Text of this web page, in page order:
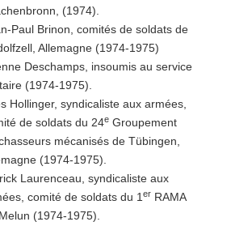
(1974).
Paul Brinon, comités de soldats de
Allemagne (1974-1975)
Deschamps, insoumis au service
(1974-1975).
Hollinger, syndicaliste aux armées,
de soldats du 24e Groupement
mécanisés de Tübingen,
(1974-1975).
Laurenceau, syndicaliste aux
comité de soldats du 1 er RAMA
(1974-1975).